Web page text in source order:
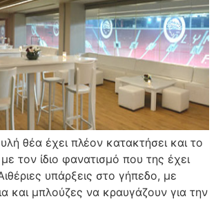
θέα έχει πλέον κατακτήσει και το
τον ίδιο φανατισμό που της έχει
υπάρξεις στο γήπεδο, με
και μπλούζες να κραυγάζουν για την